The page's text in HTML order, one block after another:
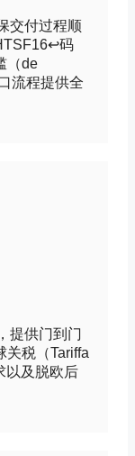
交付过程顺
码
（de
流程提供全
提供门到门
关税（Tariffa
以及脱欧后